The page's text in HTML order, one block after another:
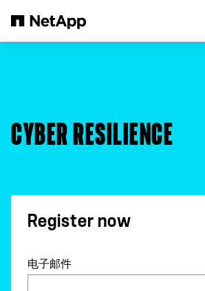
CYBER RESILIENCE
Register now
电子邮件